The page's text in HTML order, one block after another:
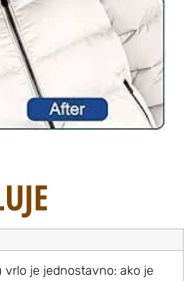
je jednostavno: ako je